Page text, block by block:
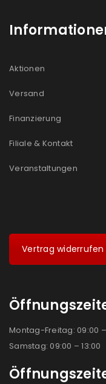
E-Mail-Adresse*
deine E-Mail-
NEWSLETTER
us
Aktionen
Versand
Finanzierung
Filiale & Kontakt
Veranstaltungen
Vertrag widerrufen
Montag-Freitag: 09:00 –
Samstag: 09:00 – 13:00